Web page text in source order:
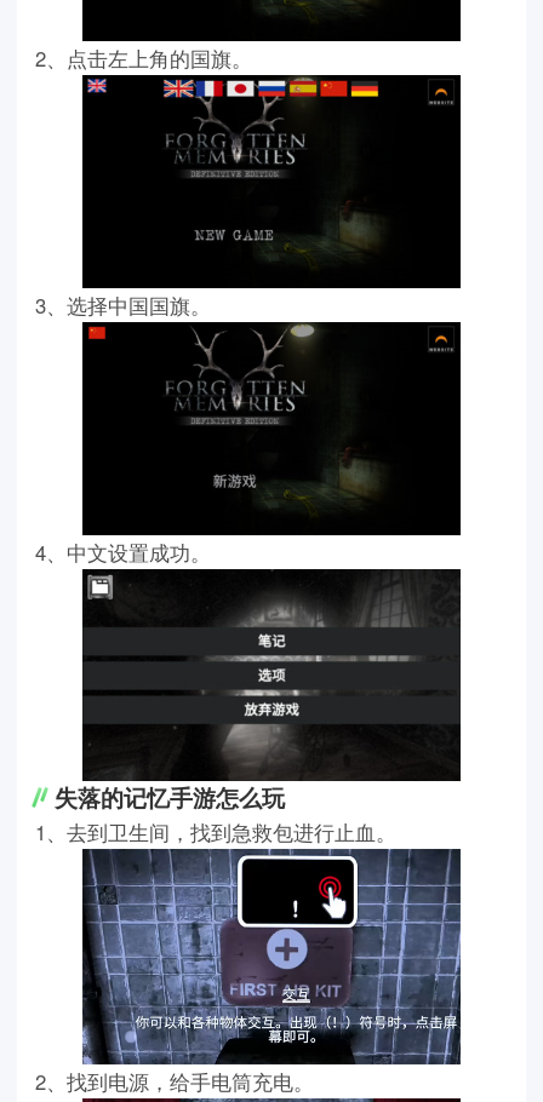
2、点击左上角的国旗。
3、选择中国国旗。
4、中文设置成功。
失落的记忆手游怎么玩
1、去到卫生间，找到急救包进行止血。
2、找到电源，给手电筒充电。